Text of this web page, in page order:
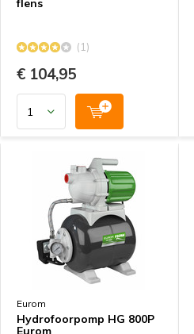
flens
(1)
€ 104,95
Eurom
Hydrofoorpomp HG 800P
Eurom